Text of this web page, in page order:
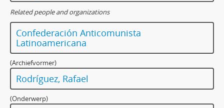
Related people and organizations
Confederación Anticomunista
Latinoamericana
(Archiefvormer)
Rodríguez, Rafael
(Onderwerp)